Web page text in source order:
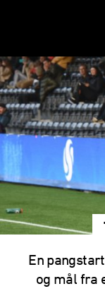
En
og mål fra